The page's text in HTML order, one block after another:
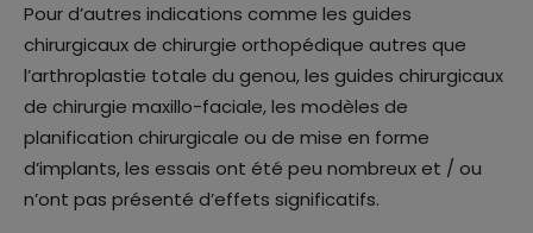
Pour d’autres indications comme les guides
chirurgicaux de chirurgie orthopédique autres que
l’arthroplastie totale du genou, les guides chirurgicaux
de chirurgie maxillo-faciale, les modèles de
planification chirurgicale ou de mise en forme
d’implants, les essais ont été peu nombreux et / ou
n’ont pas présenté d’effets significatifs.